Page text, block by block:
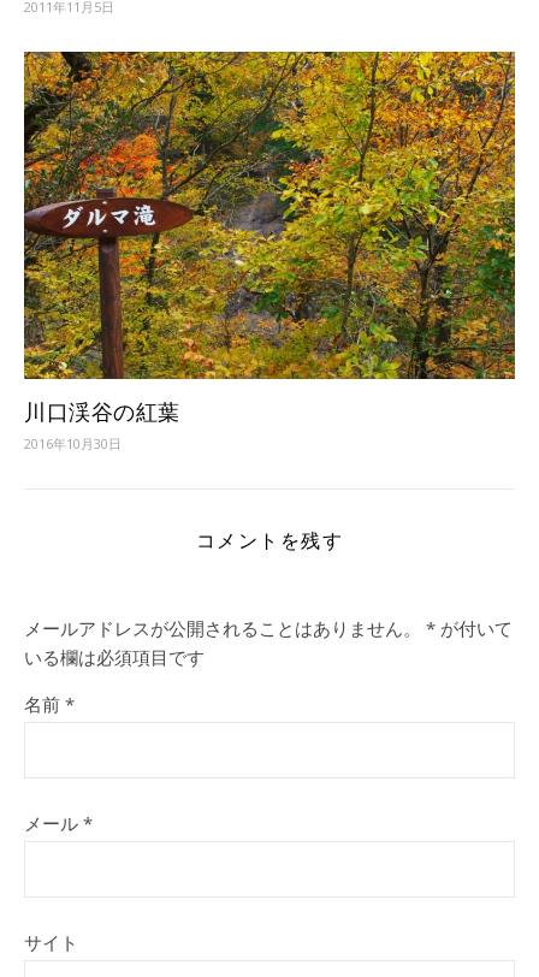
2011年11月5日
川口渓谷の紅葉
2016年10月30日
コメントを残す
メールアドレスが公開されることはありません。 * が付いて
いる欄は必須項目です
名前 *
メール *
サイト